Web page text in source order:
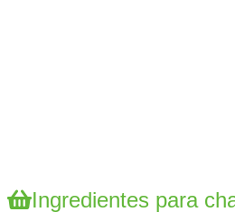
Ingredientes para